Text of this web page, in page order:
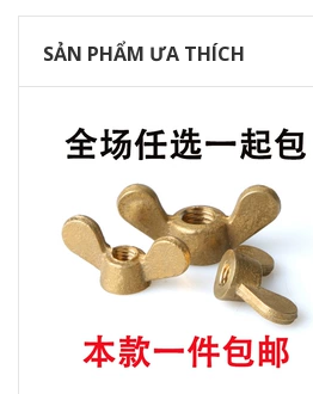
SẢN PHẨM ƯA THÍCH